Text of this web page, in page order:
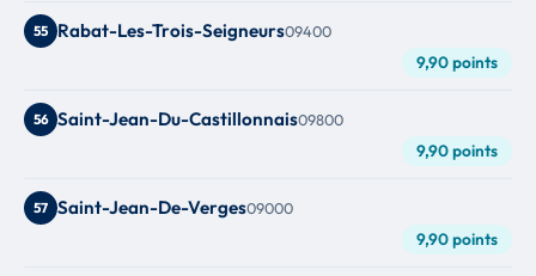
55 Rabat-Les-Trois-Seigneurs09400
9,90 points
56 Saint-Jean-Du-Castillonnais09800
9,90 points
57 Saint-Jean-De-Verges09000
9,90 points